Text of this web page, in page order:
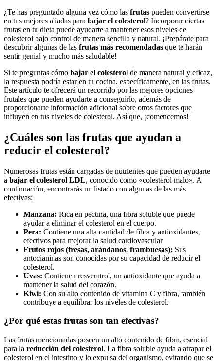
¿Te has preguntado alguna vez cómo las frutas pueden convertirse
en tus mejores aliadas para bajar el colesterol? Incorporar ciertas
frutas en tu dieta puede ayudarte a mantener esos niveles de
colesterol bajo control de manera sencilla y natural. ¡Prepárate para
descubrir algunas de las frutas más recomendadas que te harán
sentir genial y mucho más saludable!
Si te preguntas cómo bajar el colesterol de manera natural y eficaz,
la respuesta podría estar en tu cocina, específicamente, en las frutas.
Este artículo te ofrecerá un recorrido por las mejores opciones
frutales que pueden ayudarte a conseguirlo, además de
proporcionarte información adicional sobre otros factores que
influyen en tus niveles de colesterol. Así que, ¡comencemos!
¿Cuáles son las frutas que ayudan a
reducir el colesterol?
Numerosas frutas están cargadas de nutrientes que pueden ayudarte
a bajar el colesterol LDL, conocido como «colesterol malo». A
continuación, encontrarás un listado con algunas de las más
efectivas:
Manzana: Rica en pectina, una fibra soluble que puede
ayudar a eliminar el colesterol en el cuerpo.
Pera: Contiene una alta cantidad de fibra y antioxidantes,
efectivos para mejorar la salud cardiovascular.
Frutos rojos (fresas, arándanos, frambuesas): Sus
antocianinas son conocidas por su capacidad de reducir el
colesterol.
Uvas: Contienen resveratrol, un antioxidante que ayuda a
mantener la salud del corazón.
Kiwi: Con su alto contenido de vitamina C y fibra, también
contribuye a equilibrar los niveles de colesterol.
¿Por qué estas frutas son tan efectivas?
Las frutas mencionadas poseen un alto contenido de fibra, esencial
para la reducción del colesterol. La fibra soluble ayuda a atrapar el
colesterol en el intestino y lo expulsa del organismo, evitando que se